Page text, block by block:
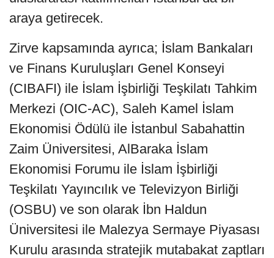
araya getirecek.
Zirve kapsamında ayrıca; İslam Bankaları
ve Finans Kuruluşları Genel Konseyi
(CIBAFI) ile İslam İşbirliği Teşkilatı Tahkim
Merkezi (OIC-AC), Saleh Kamel İslam
Ekonomisi Ödülü ile İstanbul Sabahattin
Zaim Üniversitesi, AlBaraka İslam
Ekonomisi Forumu ile İslam İşbirliği
Teşkilatı Yayıncılık ve Televizyon Birliği
(OSBU) ve son olarak İbn Haldun
Üniversitesi ile Malezya Sermaye Piyasası
Kurulu arasında stratejik mutabakat zaptları